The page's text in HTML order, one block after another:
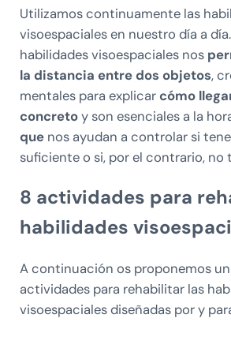
Utilizamos continuamente las
visoespaciales en nuestro día a
habilidades visoespaciales nos
la distancia entre dos objetos,
mentales para explicar cómo
concretoy son esenciales a la
quenos ayudan a controlar si
suficiente o si, por el contrario, no
8 actividades para
habilidades
A continuación os proponemos
actividades para rehabilitar las
visoespaciales diseñadas por y